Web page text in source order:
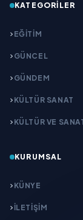
KATEGORILER
EĞITIM
GÜNCEL
GÜNDEM
KÜLTÜR SANAT
KÜLTÜR VE
KURUMSAL
KÜNYE
İLETIŞIM